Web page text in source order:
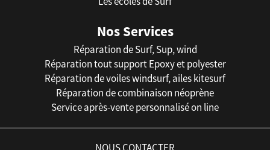
Nos Services
Réparation de Surf, Sup, wind
Réparation tout support Epoxy et polyester
Réparation de voiles windsurf, ailes kitesurf
Réparation de combinaison néoprène
Service après-vente personnalisé on line